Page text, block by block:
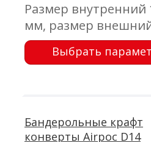
Размер внутренний
мм, размер
200x175 мм, клапан
крафт коричневый
Выбрать
Бандерольные крафт
конверты Airpoc D14